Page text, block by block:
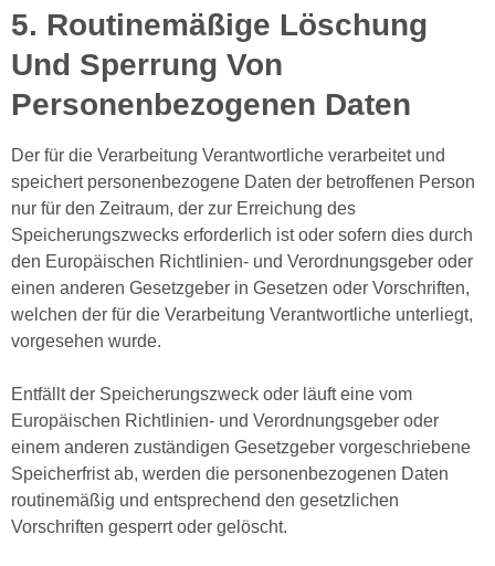
5. Routinemäßige Löschung
Und Sperrung Von
Personenbezogenen Daten
Der für die Verarbeitung Verantwortliche verarbeitet und
speichert personenbezogene Daten der betroffenen Person
nur für den Zeitraum, der zur Erreichung des
Speicherungszwecks erforderlich ist oder sofern dies durch
den Europäischen Richtlinien- und Verordnungsgeber oder
einen anderen Gesetzgeber in Gesetzen oder Vorschriften,
welchen der für die Verarbeitung Verantwortliche unterliegt,
vorgesehen wurde.
Entfällt der Speicherungszweck oder läuft eine vom
Europäischen Richtlinien- und Verordnungsgeber oder
einem anderen zuständigen Gesetzgeber vorgeschriebene
Speicherfrist ab, werden die personenbezogenen Daten
routinemäßig und entsprechend den gesetzlichen
Vorschriften gesperrt oder gelöscht.